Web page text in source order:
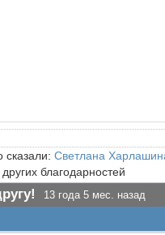
сказали: Светлана
благодарностей
13 года 5 мес. назад